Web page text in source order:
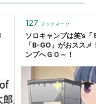
127 ブックマーク
ソロキャンプは笑’s
「B-GO」がおスス
ンプへＧＯ～！